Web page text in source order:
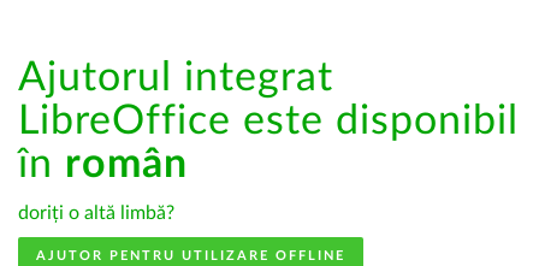
Ajutorul integrat
LibreOffice este disponibil
în român
doriți o altă limbă?
AJUTOR PENTRU UTILIZARE OFFLINE